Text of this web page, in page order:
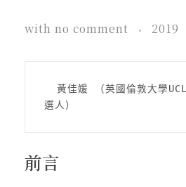
with no comment 2019
黃佳媛 （英國倫敦大學
選人）
前言